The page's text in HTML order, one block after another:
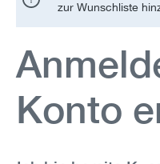
zur Wunschliste
Konto